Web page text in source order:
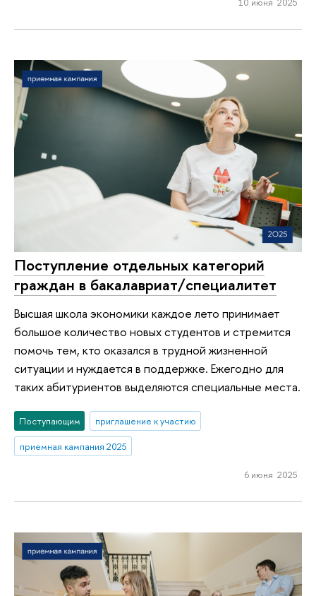
Поступление отдельных категорий
граждан в бакалавриат/специалитет
Высшая школа экономики каждое лето принимает
большое количество новых студентов и стремится
помочь тем, кто оказался в трудной жизненной
ситуации и нуждается в поддержке. Ежегодно для
таких абитуриентов выделяются специальные места.
Поступающим
приглашение к участию
приемная кампания 2025
6 июня 2025